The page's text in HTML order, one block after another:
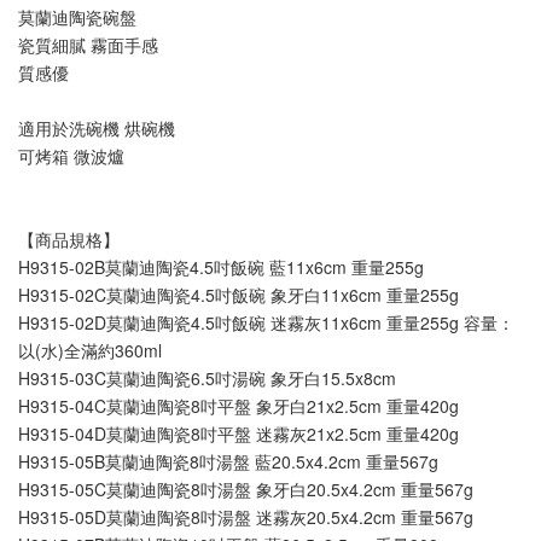
莫蘭迪陶瓷碗盤
瓷質細膩 霧面手感
質感優
適用於洗碗機 烘碗機
可烤箱 微波爐
【商品規格】
H9315-02B莫蘭迪陶瓷4.5吋飯碗 藍11x6cm 重量255g
H9315-02C莫蘭迪陶瓷4.5吋飯碗 象牙白11x6cm 重量255g
H9315-02D莫蘭迪陶瓷4.5吋飯碗 迷霧灰11x6cm 重量255g 容量：
以(水)全滿約360ml
H9315-03C莫蘭迪陶瓷6.5吋湯碗 象牙白15.5x8cm
H9315-04C莫蘭迪陶瓷8吋平盤 象牙白21x2.5cm 重量420g
H9315-04D莫蘭迪陶瓷8吋平盤 迷霧灰21x2.5cm 重量420g
H9315-05B莫蘭迪陶瓷8吋湯盤 藍20.5x4.2cm 重量567g
H9315-05C莫蘭迪陶瓷8吋湯盤 象牙白20.5x4.2cm 重量567g
H9315-05D莫蘭迪陶瓷8吋湯盤 迷霧灰20.5x4.2cm 重量567g